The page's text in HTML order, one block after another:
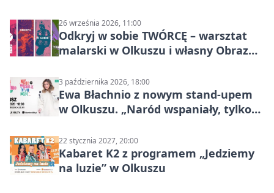
26 września 2026, 11:00
Odkryj w sobie TWÓRCĘ – warsztat
malarski w Olkuszu i własny Obraz
3 października 2026, 18:00
Ewa Błachnio z nowym stand-upem
w Olkuszu. „Naród wspaniały, tylko
22 stycznia 2027, 20:00
Kabaret K2 z programem „Jedziemy
na luzie” w Olkuszu